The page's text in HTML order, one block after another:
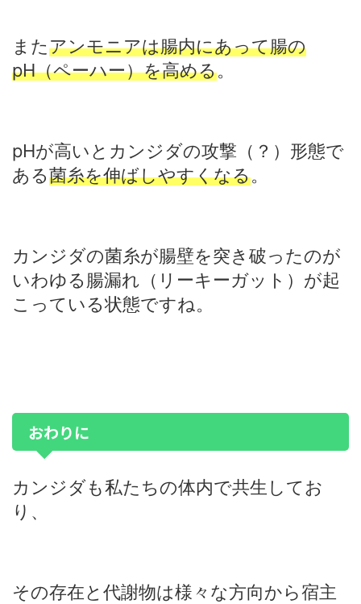
またアンモニアは腸内にあって腸の
pH（ペーハー）を高める。
pHが高いとカンジダの攻撃（？）形態で
ある菌糸を伸ばしやすくなる。
カンジダの菌糸が腸壁を突き破ったのが
いわゆる腸漏れ（リーキーガット）が起
こっている状態ですね。
おわりに
カンジダも私たちの体内で共生してお
り、
その存在と代謝物は様々な方向から宿主